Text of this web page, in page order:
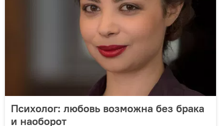
Психолог: любовь возможна без брака
и наоборот